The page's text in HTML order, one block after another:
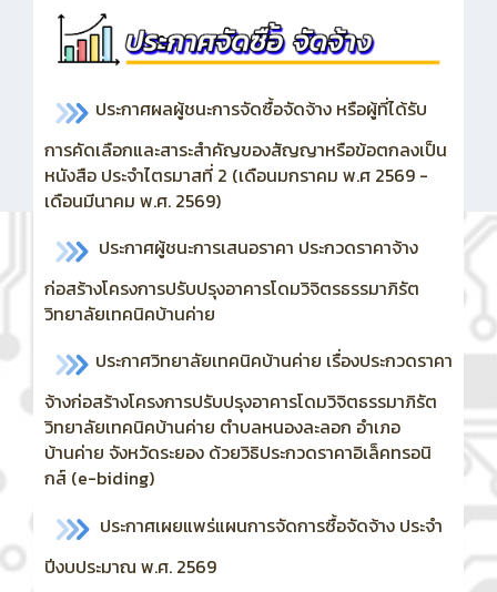
ประกาศผลผู้ชนะการจัดซื้อจัดจ้าง หรือผู้ที่ได้รับ
การคัดเลือกและสาระสำคัญของสัญญาหรือข้อตกลงเป็น
หนังสือ ประจำไตรมาสที่ 2 (เดือนมกราคม พ.ศ 2569 -
เดือนมีนาคม พ.ศ. 2569)
ประกาศผู้ชนะการเสนอราคา ประกวดราคาจ้าง
ก่อสร้างโครงการปรับปรุงอาคารโดมวิจิตรธรรมาภิรัต
วิทยาลัยเทคนิคบ้านค่าย
ประกาศวิทยาลัยเทคนิคบ้านค่าย เรื่องประกวดราคา
จ้างก่อสร้างโครงการปรับปรุงอาคารโดมวิจิตธรรมาภิรัต
วิทยาลัยเทคนิคบ้านค่าย ตำบลหนองละลอก อำเภอ
บ้านค่าย จังหวัดระยอง ด้วยวิธิประกวดราคาอิเล็คทรอนิ
กส์ (e-biding)
ประกาศเผยแพร่แผนการจัดการซื้อจัดจ้าง ประจำ
ปีงบประมาณ พ.ศ. 2569